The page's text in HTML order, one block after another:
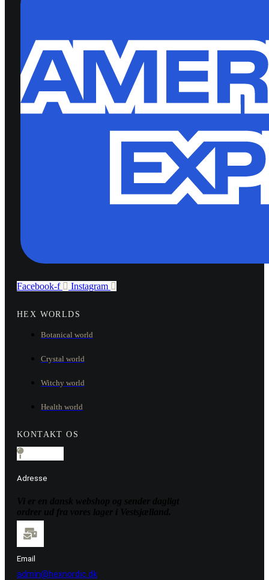
Facebook-f Instagram
HEX WORLDS
Botanical world
Crystal world
Witchy world
Health world
KONTAKT OS
Adresse
Email
admin@hexnordic.dk